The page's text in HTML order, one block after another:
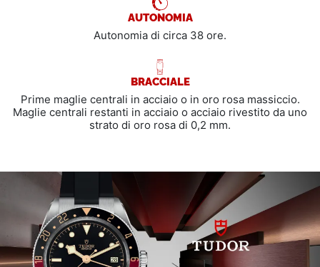
AUTONOMIA
Autonomia di circa 38 ore.
BRACCIALE
Prime maglie centrali in acciaio o in oro rosa massiccio.
Maglie centrali restanti in acciaio o acciaio rivestito da uno
strato di oro rosa di 0,2 mm.